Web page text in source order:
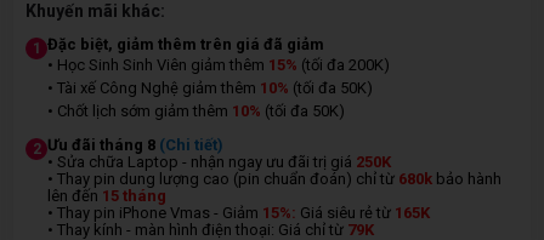
Khuyến mãi khác:
1
Đặc biệt, giảm thêm trên giá đã giảm
• Học Sinh Sinh Viên giảm thêm 15% (tối đa 200K)
• Tài xế Công Nghệ giảm thêm 10% (tối đa 50K)
• Chốt lịch sớm giảm thêm 10% (tối đa 50K)
2 Ưu đãi tháng 8 (Chi tiết)
• Sửa chữa Laptop - nhận ngay ưu đãi trị giá 250K
• Thay pin dung lượng cao (pin chuẩn đoán) chỉ từ 680k bảo hành
lên đến 15 tháng
• Thay pin iPhone Vmas - Giảm 15%: Giá siêu rẻ từ 165K
• Thay kính - màn hình điện thoại: Giá chỉ từ 79K